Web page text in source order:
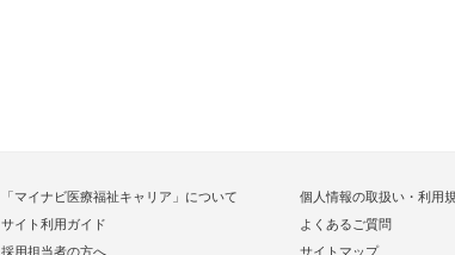
「マイナビ医療福祉キャリア」について
サイト利用ガイド
採用担当者の方へ
個人情報の取扱い・利用
よくあるご質問
サイトマップ